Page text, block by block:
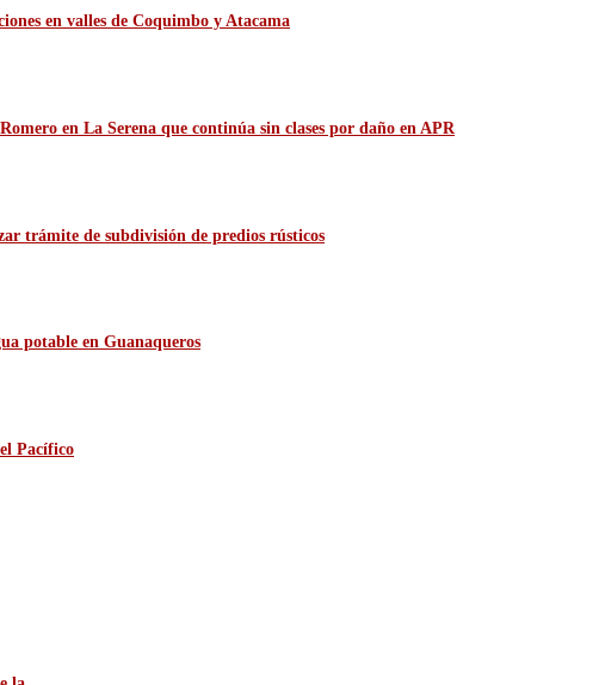
en valles de Coquimbo y Atacama
en La Serena que continúa sin clases por daño en APR
trámite de subdivisión de predios rústicos
potable en Guanaqueros
Pacífico